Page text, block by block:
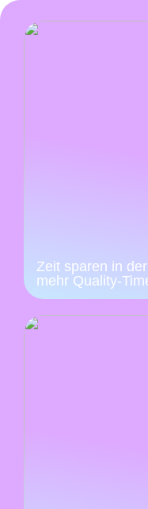
Zeit sparen in
mehr Quality-